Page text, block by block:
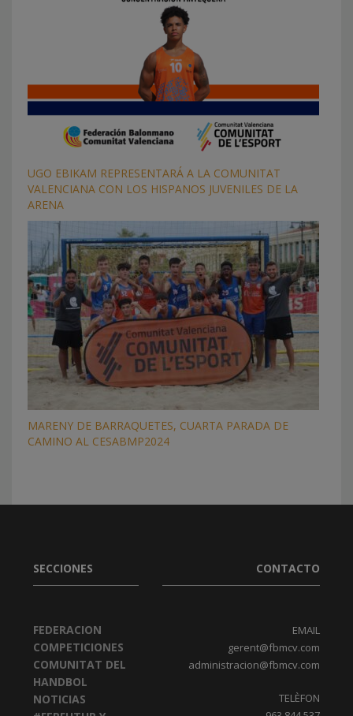
UGO EBIKAM REPRESENTARÁ A LA COMUNITAT
VALENCIANA CON LOS HISPANOS JUVENILES DE LA
ARENA
MARENY DE BARRAQUETES, CUARTA PARADA DE
CAMINO AL CESABMP2024
SECCIONES
FEDERACION
COMPETICIONES
COMUNITAT DEL
HANDBOL
NOTICIAS
CONTACTO
EMAIL
gerent@fbmcv.com
administracion@fbmcv.com
TELÈFON